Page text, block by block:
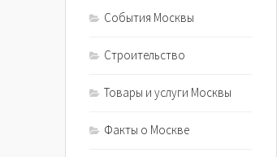
События Москвы
Строительство
Товары и услуги Москвы
Факты о Москве